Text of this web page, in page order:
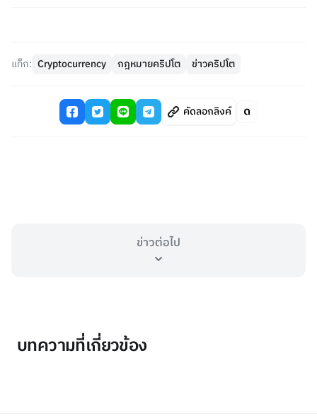
แท็ก: Cryptocurrency กฎหมายคริปโต ข่าวคริปโต
คัดลอกลิงค์
ข่าวต่อไป
บทความที่เกี่ยวข้อง